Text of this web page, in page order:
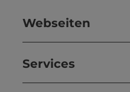
Webseiten
Services